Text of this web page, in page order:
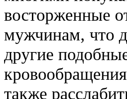
восторженные
мужчинам, что
другие
также